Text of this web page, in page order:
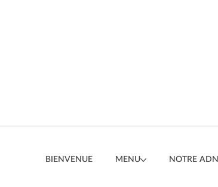
BIENVENUE MENU NOTRE ADN